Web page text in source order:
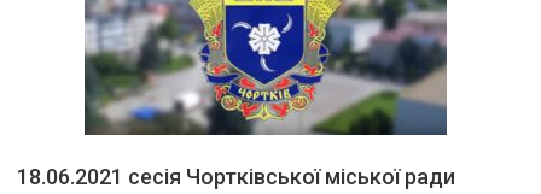
18.06.2021 сесія Чортківської міської ради